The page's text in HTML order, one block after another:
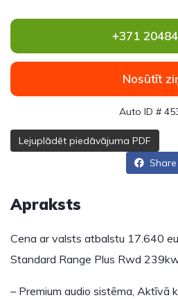
+371
Nosūtīt
Auto ID #
Lejuplādēt piedāvājuma PDF
Share
Apraksts
Cena ar valsts atbalstu 17.640
Standard Range Plus Rwd
– Premium audio sistēma, Aktīvā